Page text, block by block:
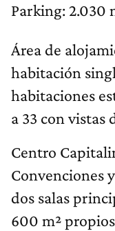
Parking: 2.030
Área de
habitación
habitaciones
a 33 con vistas
Centro
Convenciones
dos salas
600 m²